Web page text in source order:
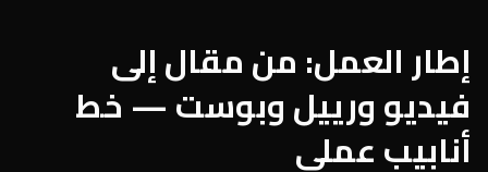
إطار العمل: من مقال إلى
فيديو ورييل وبوست — خط
أنابيب عملي